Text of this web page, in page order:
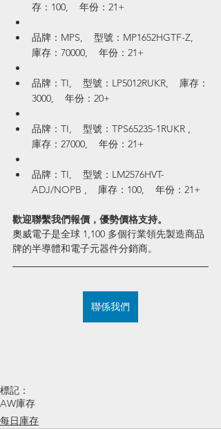
存：100,    年份：21+
品牌：MPS,    型號：MP1652HGTF-Z,
庫存：70000,    年份：21+
品牌：TI,    型號：LP5012RUKR,    庫存：
3000,    年份：20+
品牌：TI,    型號：TPS65235-1RUKR ,
庫存：27000,    年份：21+
品牌：TI,    型號：LM2576HVT-
ADJ/NOPB ,    庫存：100,    年份：21+
歡迎聯繫我們報價，優勢價格支持。
奧威電子是全球 1,100 多個行業領先製造商品
牌的半導體和電子元器件分銷商。
聯係我們
標記：
AW庫存
每日庫存